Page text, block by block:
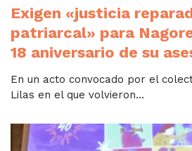
Exigen «justicia
patriarcal» para
18 aniversario de su
En un acto convocado por el
Lilas en el que volvieron...